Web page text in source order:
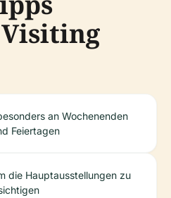
an Wochenenden
Feiertagen
die Hauptausstellungen zu